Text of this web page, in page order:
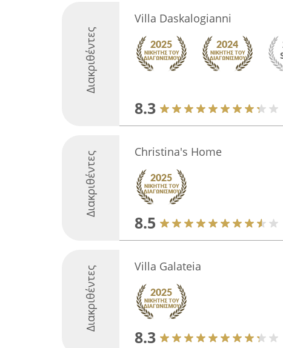
Διακριθέντες
Villa Daskalogianni
8.3
Διακριθέντες Christina's Home
8.5
Διακριθέντες Villa Galateia
8.3